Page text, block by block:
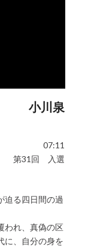
小川泉
07:11
第31回 入選
迫る四日間の過
われ、真偽の区
に、自分の身を